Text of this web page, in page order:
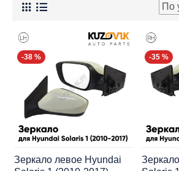
-38 %
Зеркало левое Hyundai
-35 %